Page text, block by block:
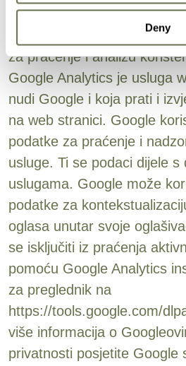
Deny
Možemo koristiti pružatelje
za praćenje i analizu
Google Analytics je usluga
nudi Google i koja prati i
na web stranici. Google
podatke za praćenje i
usluge. Ti se podaci dijele s
uslugama. Google može
podatke za
oglasa unutar svoje
se isključiti iz praćenja
pomoću Google Analytics
za preglednik na
https://tools.google.com/
više informacija o
privatnosti posjetite Google